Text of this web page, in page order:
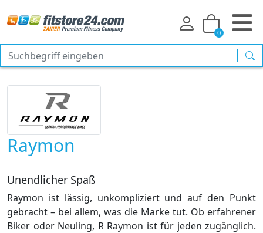
0
Raymon
Unendlicher Spaß
Raymon ist lässig, unkompliziert und auf den Punkt
gebracht – bei allem, was die Marke tut. Ob erfahrener
Biker oder Neuling, R Raymon ist für jeden zugänglich.